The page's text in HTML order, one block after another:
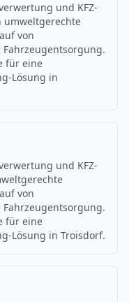
und KFZ-
umweltgerechte
von
für eine
Lösung in
und KFZ-
von
für eine
Lösung in Troisdorf.